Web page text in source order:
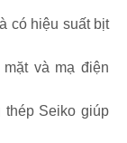
có hiệu suất bịt
và mạ điện
thép Seiko giúp